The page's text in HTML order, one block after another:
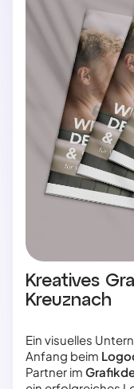
Kreatives
Kreuznach
Ein visuelles
Anfang beim
Partner im